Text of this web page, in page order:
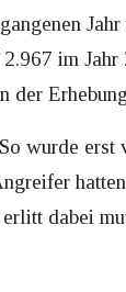
im Jahr
der
wurde
dabei